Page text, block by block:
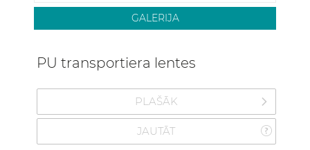
PU transportiera lentes
PLAŠĀK
JAUTĀT
GALERIJA